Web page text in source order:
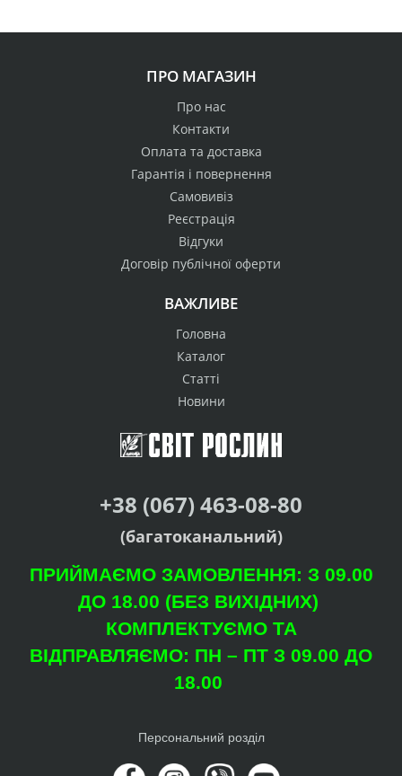
ПРО МАГАЗИН
Про нас
Контакти
Оплата та доставка
Гарантія і повернення
Самовивіз
Реєстрація
Відгуки
Договір публічної оферти
ВАЖЛИВЕ
Головна
Каталог
Статті
Новини
+38 (067) 463-08-80
(багатоканальний)
ПРИЙМАЄМО ЗАМОВЛЕННЯ: З 09.00
ДО 18.00 (БЕЗ ВИХІДНИХ)
КОМПЛЕКТУЄМО ТА
ВІДПРАВЛЯЄМО: ПН – ПТ З 09.00 ДО
18.00
Персональний розділ